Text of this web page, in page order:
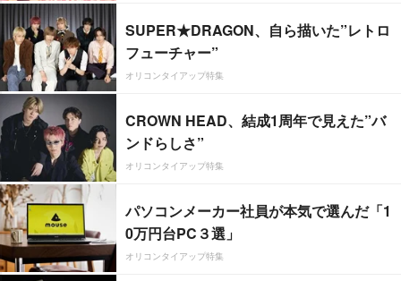
SUPER★DRAGON、自ら描いた”レトロ
フューチャー”
オリコンタイアップ特集
CROWN HEAD、結成1周年で見えた”バ
ンドらしさ”
オリコンタイアップ特集
パソコンメーカー社員が本気で選んだ「1
0万円台PC３選」
オリコンタイアップ特集